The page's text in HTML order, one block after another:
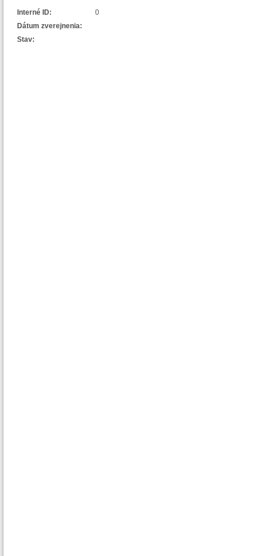
Interné ID:
0
Dátum zverejnenia:
Stav: